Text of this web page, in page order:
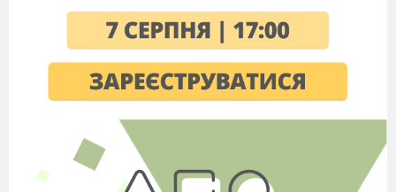
Наступне завдання складніше.
Сконцентруйтеся на своєму правому стегні й
напишіть у повітрі ім’я свого друга. Тепер
переведіть увагу на ліве стегно і напишіть ім’я
хто виконав, має показати мені знак.
На завершення ви повинні спробувати
писати головою. Напишіть головою дату свого